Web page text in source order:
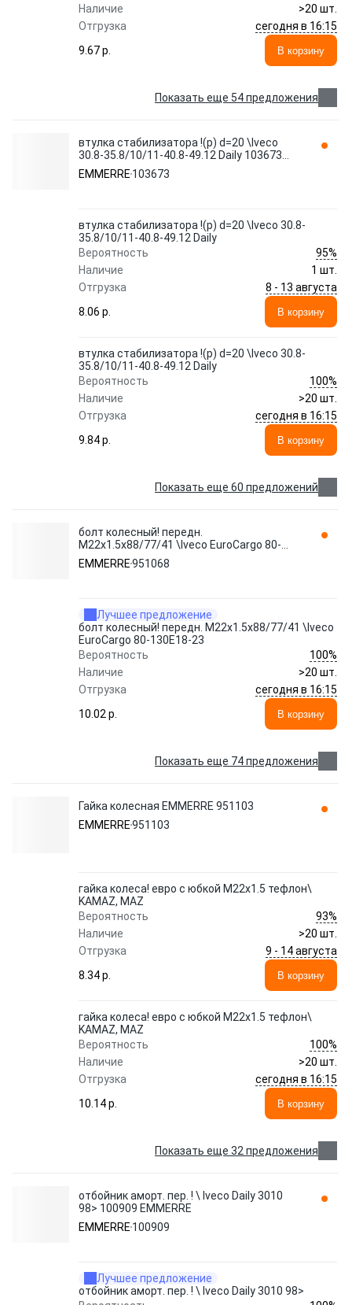
Наличие
>20 шт.
Отгрузка
сегодня в 16:15
9.67 p.
В корзину
Показать еще 54 предложения
втулка стабилизатора !(р) d=20 \Iveco
30.8-35.8/10/11-40.8-49.12 Daily 103673
EMMERRE
EMMERRE 103673
втулка стабилизатора !(р) d=20 \Iveco 30.8-
35.8/10/11-40.8-49.12 Daily
Вероятность
95%
Наличие
1 шт.
Отгрузка
8 - 13 августа
8.06 p.
В корзину
втулка стабилизатора !(р) d=20 \Iveco 30.8-
35.8/10/11-40.8-49.12 Daily
Вероятность
100%
Наличие
>20 шт.
Отгрузка
сегодня в 16:15
9.84 p.
В корзину
Показать еще 60 предложений
болт колесный! передн.
M22x1.5x88/77/41 \Iveco EuroCargo 80-
130E18-23 951068 EMMERRE
EMMERRE951068
Лучшее предложение
болт колесный! передн. M22x1.5x88/77/41 \Iveco
EuroCargo 80-130E18-23
Вероятность
100%
Наличие
>20 шт.
Отгрузка
сегодня в 16:15
10.02 p.
В корзину
Показать еще 74 предложения
Гайка колесная EMMERRE 951103
EMMERRE951103
гайка колеса! евро с юбкой М22х1.5 тефлон\
KAMAZ, MAZ
Вероятность
93%
Наличие
>20 шт.
Отгрузка
9 - 14 августа
8.34 p.
В корзину
гайка колеса! евро с юбкой М22х1.5 тефлон\
KAMAZ, MAZ
Вероятность
100%
Наличие
>20 шт.
Отгрузка
сегодня в 16:15
10.14 p.
В корзину
Показать еще 32 предложения
отбойник аморт. пер. ! \ Iveco Daily 3010
98> 100909 EMMERRE
EMMERRE 100909
Лучшее предложение
отбойник аморт. пер. ! \ Iveco Daily 3010 98>